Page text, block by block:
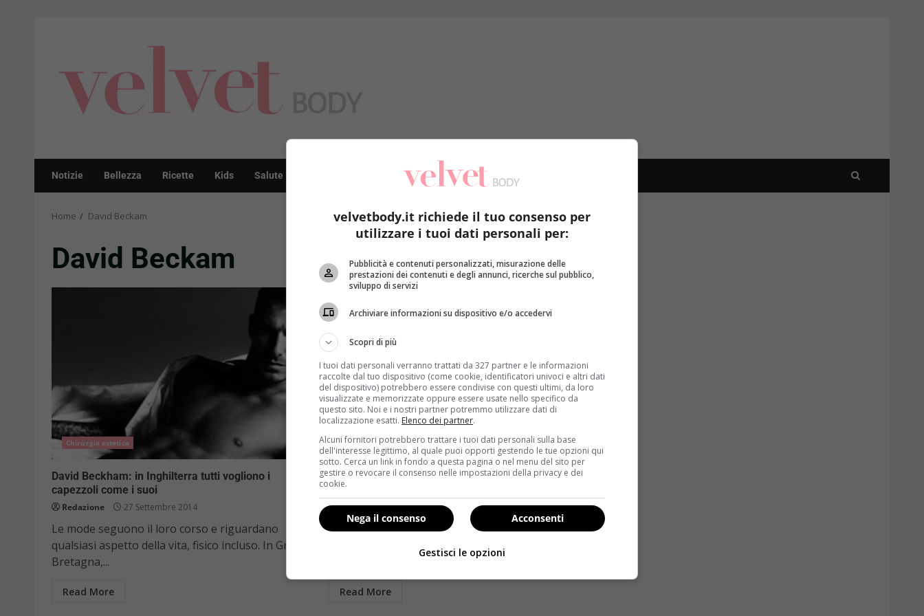
Notizie Bellezza Ricette Kids Salute
Home David Beckam
David Beckam
Chirurgia estetica
David Beckham: in Inghilterra tutti vogliono i
capezzoli come i suoi
Redazione 27 Settembre 2014
Le mode seguono il loro corso e riguardano
qualsiasi aspetto della vita, fisico incluso. In Gran
Bretagna,...
Read More
Diete
I Mondiali 2014 si giocano a tavola: i menu degli
Azzurri per stare in forma
Redazione 23 Giugno 2014
Ancora non avete superato la prova costume e vi
aspettano settimane di dieta stretta? Non
Read More
velvetbody.it richiede il tuo consenso per
utilizzare i tuoi dati personali per:
Pubblicità e contenuti personalizzati, misurazione delle
prestazioni dei contenuti e degli annunci, ricerche sul pubblico,
sviluppo di servizi
Archiviare informazioni su dispositivo e/o accedervi
Scopri di più
I tuoi dati personali verranno trattati da 327 partner e le informazioni
raccolte dal tuo dispositivo (come cookie, identificatori univoci e altri dati
del dispositivo) potrebbero essere condivise con questi ultimi, da loro
visualizzate e memorizzate oppure essere usate nello specifico da
questo sito. Noi e i nostri partner potremmo utilizzare dati di
localizzazione esatti. Elenco dei partner.
Alcuni fornitori potrebbero trattare i tuoi dati personali sulla base
dell'interesse legittimo, al quale puoi opporti gestendo le tue opzioni qui
sotto. Cerca un link in fondo a questa pagina o nel menu del sito per
gestire o revocare il consenso nelle impostazioni della privacy e dei
cookie.
Acconsenti
Nega il consenso
Gestisci le opzioni